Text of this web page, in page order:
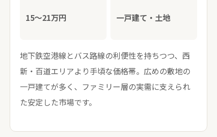
15〜21万円 一戸建て・土地
地下鉄空港線とバス路線の利便性を持ちつつ、西
新・百道エリアより手頃な価格帯。広めの敷地の
一戸建てが多く、ファミリー層の実需に支えられ
た安定した市場です。